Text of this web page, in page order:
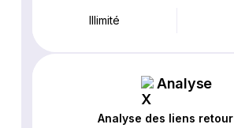
Illimité
Analyse
Analyse des liens retour